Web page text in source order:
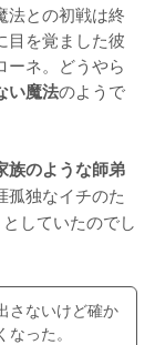
法との初戦は終
目を覚ました彼
ーネ。どうやら
い魔法のようで
族のような師弟
孤独なイチのた
していたのでし
さないけど確か
った。